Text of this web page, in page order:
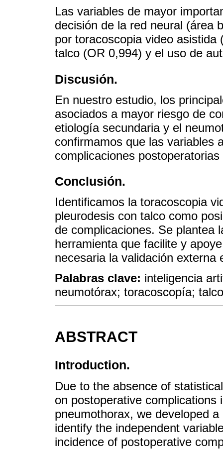
Las variables de mayor
decisión de la red neural (área
por toracoscopia video
talco (OR 0,994) y el uso de
Discusión.
En nuestro estudio, los
asociados a mayor riesgo de
etiología secundaria y el
confirmamos que las variables
complicaciones
Conclusión.
Identificamos la toracoscopia
pleurodesis con talco como
de complicaciones. Se plantea
herramienta que facilite y
necesaria la validación externa
Palabras clave: inteligencia
neumotórax; toracoscopía;
ABSTRACT
Introduction.
Due to the absence of
on postoperative
pneumothorax, we developed
identify the independent
incidence of postoperative